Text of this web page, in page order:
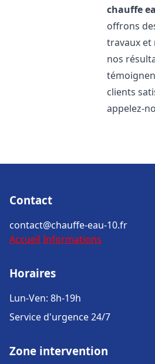
chauffe
offrons
travaux et
nos
clients
appelez-
Contact
contact@chauffe-eau-10.fr
Accueil Informations
Horaires
Lun-Ven: 8h-19h
Service d'urgence 24/7
Zone intervention